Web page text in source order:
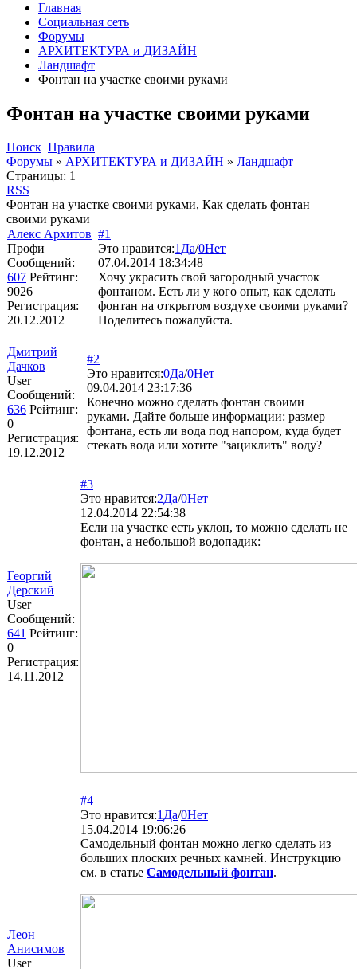
Главная
Социальная сеть
Форумы
АРХИТЕКТУРА и ДИЗАЙН
Ландшафт
Фонтан на участке своими руками
Фонтан на участке своими руками
Поиск Правила
Форумы » АРХИТЕКТУРА и ДИЗАЙН » Ландшафт
Страницы: 1
RSS
Фонтан на участке своими руками, Как сделать фонтан
своими руками
Алекс Архитов
Профи
Сообщений:
607 Рейтинг:
9026
Регистрация:
20.12.2012
#1
Это нравится:1 Да/0Нет
07.04.2014 18:34:48
Хочу украсить свой загородный участок
фонтаном. Есть ли у кого опыт, как сделать
фонтан на открытом воздухе своими руками?
Поделитесь пожалуйста.
Дмитрий
Дачков
User
Сообщений:
636 Рейтинг:
0
Регистрация:
19.12.2012
#2
Это нравится:0Да/0Нет
09.04.2014 23:17:36
Конечно можно сделать фонтан своими
руками. Дайте больше информации: размер
фонтана, есть ли вода под напором, куда будет
стекать вода или хотите "зациклить" воду?
Георгий
Дерский
User
Сообщений:
641 Рейтинг:
0
Регистрация:
14.11.2012
#3
Это нравится:2Да/0Нет
12.04.2014 22:54:38
Если на участке есть уклон, то можно сделать не
фонтан, а небольшой водопадик:
Леон
Анисимов
User
#4
Это нравится:1 Да/0Нет
15.04.2014 19:06:26
Самодельный фонтан можно легко сделать из
больших плоских речных камней. Инструкцию
см. в статье Самодельный фонтан.